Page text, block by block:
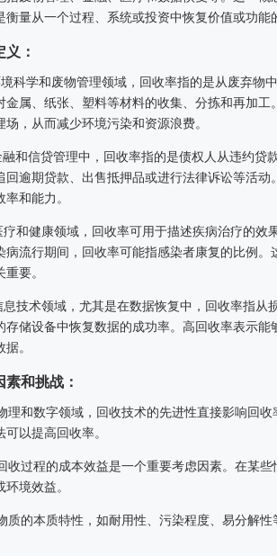
量从一个过程、系统或投资中恢复价值或功能
：
科学和废物管理领域，回收率指的是从废弃物
金属、纸张、塑料等材料的收集、分拣和再加工
，从而减少环境污染和资源浪费。
和信贷管理中，回收率指的是债权人从违约贷
回逾期贷款、出售抵押品或进行法律诉讼等活动
和能力。
疗和健康领域，回收率可用于描述疾病治疗的效
病流行期间，回收率可能指感染者康复的比例。
要。
息技术领域，尤其是在数据恢复中，回收率指从
存储设备中恢复数据的成功率。高回收率表示能
。
和挑战：
理和数字领域，回收技术的先进性直接影响回
以提高回收率。
收过程的成本效益是一个重要考虑因素。在某
境效益。
质的本质特性，如耐用性、污染程度、易分解